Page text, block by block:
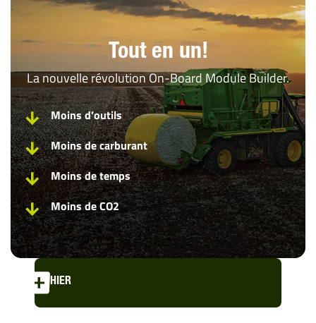
Tout en un!
La nouvelle révolution On-Board Module Builder.
Moins d’outils
Moins de carburant
Moins de temps
Moins de CO2
HIER